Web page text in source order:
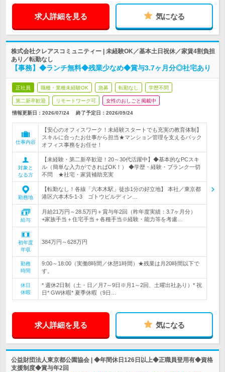
求人詳細を見る 気になる
株式会社クレアスコミュニティー | 未経験OK／基本土日祝休／家賃4割負担
あり／転勤なし
【事務】◆ランチ無料◆残業少なめ◆賞与3.7ヶ月分◎社宅あり
正社員 職種・業種未経験OK 急募 転勤なし 学歴不問
第二新卒歓迎 リモートワーク可 女性のおしごと掲載中
情報更新日：2026/07/24 終了予定日： 2026/09/24
仕事内容
【安心のオフィスワーク！未経験スタートでも充実の教育体制】
スキルに合ったお仕事から担当★マンション管理を支えるバック
オフィス事務をお任せ！
対象と
なる方
【未経験・第二新卒歓迎！20～30代活躍中】◆基本的なPCスキ
ル（簡単な入力ができればOK！） ◆学歴・経験・ブランク一切
不問 ★社宅・家賃補助充実
勤務地
【転勤なし！各線「六本木駅」徒歩1分の好立地】 本社／東京都
港区六本木5-1-3 ゴトウビルディン…
給与
月給21万円～28.5万円＋賞与年2回（昨年度実績：3.7ヶ月分）
+家族手当＋住宅手当＋各種手当※経験・能力等を考慮…
初年度
年収
384万円～628万円
勤務
時間
9:00～18:00（実働8時間／休憩1時間）★残業は月20時間以下で
す。
休日
休暇
* 週休2日制（土・日／月7～9日※月1～2回、土曜出社あり）* 祝
日* GW休暇* 夏季休暇（9日…
求人詳細を見る 気になる
公益財団法人東京都公園協会 | ◆年間休日126日以上◆正職員登用有◆資格
支援制度◆賞与年2回